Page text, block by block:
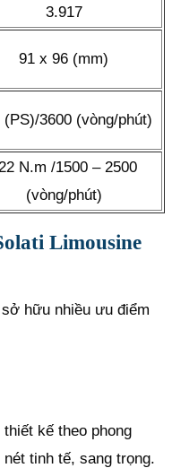
3.917
91 x 96 (mm)
(PS)/3600 (vòng/phút)
N.m /1500 – 2500
(vòng/phút)
Limousine
hữu nhiều ưu điểm
kế theo phong
tinh tế, sang trọng.